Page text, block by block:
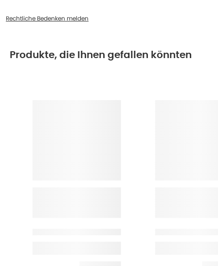
Rechtliche Bedenken melden
Produkte, die Ihnen gefallen könnten